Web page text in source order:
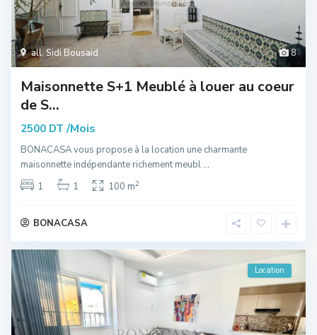
8
all, Sidi Bousaid
Maisonnette S+1 Meublé à louer au coeur
de S...
2500 DT /Mois
BONACASA vous propose à la location une charmante
maisonnette indépendante richement meubl...
1
1 100 m2
BONACASA
Location